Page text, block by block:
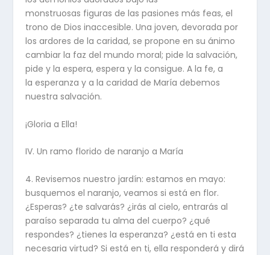
monstruosas figuras de las pasiones más feas, el
trono de Dios inaccesible. Una joven, devorada por
los ardores de la caridad, se propone en su ánimo
cambiar la faz del mundo moral; pide la salvación,
pide y la espera, espera y la consigue. A la fe, a
la esperanza y a la caridad de María debemos
nuestra salvación.
¡Gloria a Ella!
IV. Un ramo florido de naranjo a María
4. Revisemos nuestro jardín: estamos en mayo:
busquemos el naranjo, veamos si está en flor.
¿Esperas? ¿te salvarás? ¿irás al cielo, entrarás al
paraíso separada tu alma del cuerpo? ¿qué
respondes? ¿tienes la esperanza? ¿está en ti esta
necesaria virtud? Si está en ti, ella responderá y dirá